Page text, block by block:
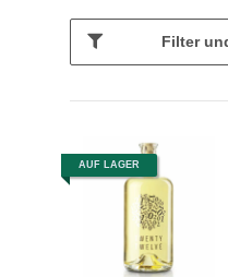
Filter
AUF LAGER